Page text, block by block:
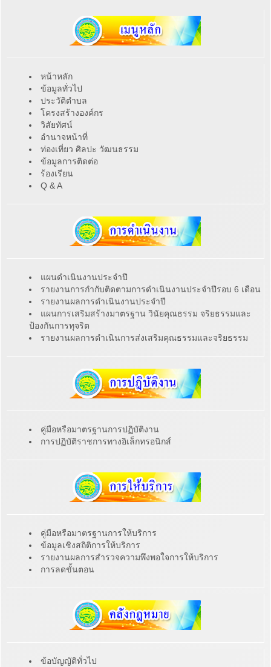
หน้าหลัก
ข้อมูลทั่วไป
ประวัติตำบล
โครงสร้างองค์กร
วิสัยทัศน์
อำนาจหน้าที่
ท่องเที่ยว ศิลปะ วัฒนธรรม
ข้อมูลการติดต่อ
ร้องเรียน
Q & A
แผนดำเนินงานประจำปี
รายงานการกำกับติดตามการดำเนินงานประจำปีรอบ 6 เดือน
รายงานผลการดำเนินงานประจำปี
แผนการเสริมสร้างมาตรฐาน วินัยคุณธรรม จริยธรรมและ
ป้องกันการทุจริต
รายงานผลการดำเนินการส่งเสริมคุณธรรมและจริยธรรม
คู่มือหรือมาตรฐานการปฏิบัติงาน
การปฏิบัติราชการทางอิเล็กทรอนิกส์
คู่มือหรือมาตรฐานการให้บริการ
ข้อมูลเชิงสถิติการให้บริการ
รายงานผลการสำรวจความพึงพอใจการให้บริการ
การลดขั้นตอน
ข้อบัญญัติทั่วไป